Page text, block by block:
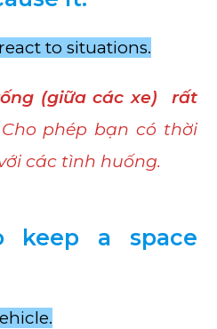
to situations.
(giữa các xe) rất
Cho phép bạn có thời
các tình huống.
a space